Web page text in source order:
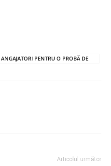
ANGAJATORI PENTRU O PROBĂ DE
Articolul următor